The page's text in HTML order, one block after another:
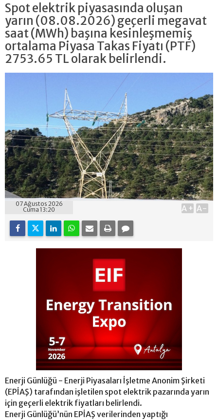
Spot elektrik piyasasında oluşan
yarın (08.08.2026) geçerli megavat
saat (MWh) başına kesinleşmemiş
ortalama Piyasa Takas Fiyatı (PTF)
2753.65 TL olarak belirlendi.
07 Ağustos 2026
Cuma 13:20
A+ A-
Enerji Günlüğü - Enerji Piyasaları İşletme Anonim Şirketi
(EPİAŞ) tarafından işletilen spot elektrik pazarında yarın
için geçerli elektrik fiyatları belirlendi.
Enerji Günlüğü’nün EPİAŞ verilerinden yaptığı